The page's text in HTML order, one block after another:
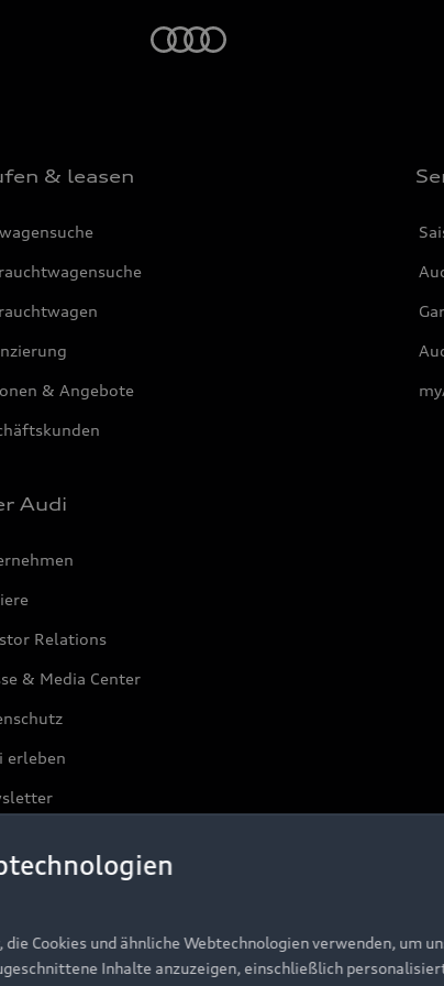
& leasen
& Angebote
Audi
Relations
& Media Center
erleben
Cookies und ähnliche Webtechnologien verwenden, um
Inhalte anzuzeigen, einschließlich